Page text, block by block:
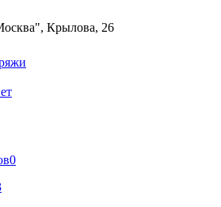
Крылова, 26
0